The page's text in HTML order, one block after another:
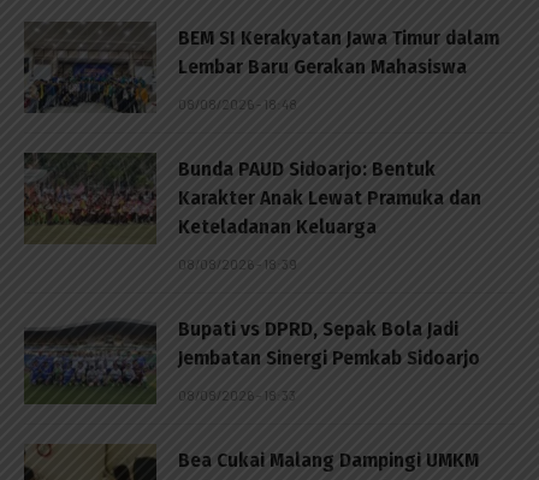
BEM SI Kerakyatan Jawa Timur dalam
Lembar Baru Gerakan Mahasiswa
08/08/2026 - 18:48
Bunda PAUD Sidoarjo: Bentuk
Karakter Anak Lewat Pramuka dan
Keteladanan Keluarga
08/08/2026 - 18:39
Bupati vs DPRD, Sepak Bola Jadi
Jembatan Sinergi Pemkab Sidoarjo
08/08/2026 - 18:33
Bea Cukai Malang Dampingi UMKM